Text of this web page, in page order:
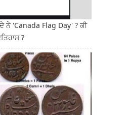
ਨੇ 'Canada Flag Day' ? ਕੀ
?